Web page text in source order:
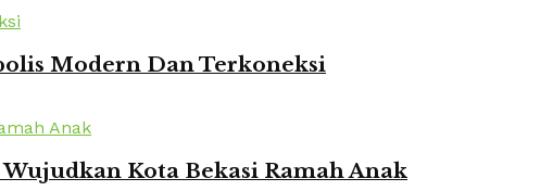
Modern Dan Terkoneksi
Kota Bekasi Ramah Anak